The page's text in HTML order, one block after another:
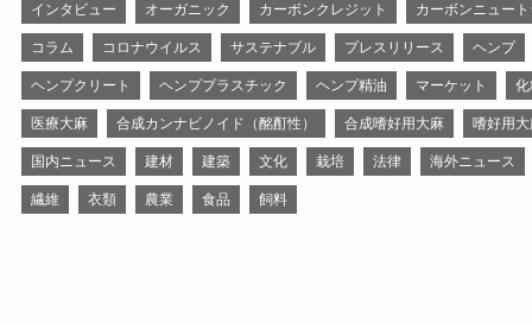
インタビュー オーガニック カーボンクレジット カーボンニュー
コラム コロナウイルス サステナブル プレスリリース ヘンプ
ヘンプクリート ヘンププラスチック ヘンプ精油 マーケット
医療大麻 合成カンナビノイド（酩酊性） 合成嗜好用大麻 嗜好用
国内ニュース 建材 建築 文化 栽培 法律 海外ニュース
繊維 衣類 農業 食品 飼料